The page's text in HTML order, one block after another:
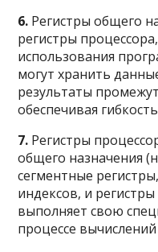
6. Регистры общего
регистры
использования
могут хранить
результаты
обеспечивая
7. Регистры
общего назначения
сегментные
индексов, и
выполняет свою
процессе